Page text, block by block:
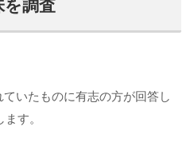
を調査
いたものに有志の方が回答し
す。